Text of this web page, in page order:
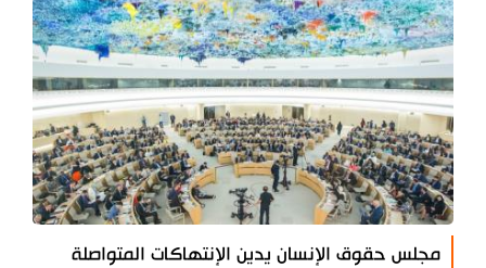
مجلس حقوق الإنسان يدين الإنتهاكات المتواصلة